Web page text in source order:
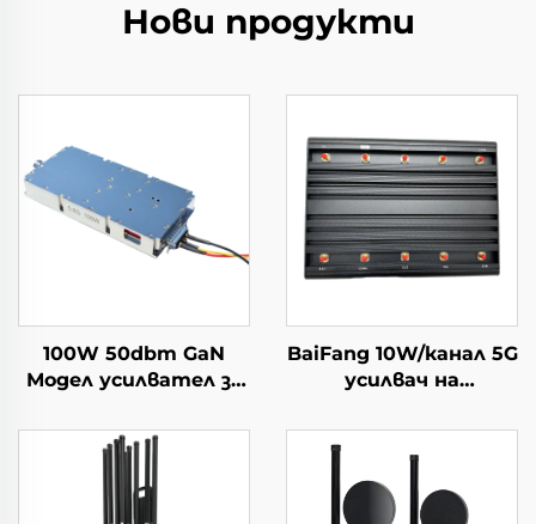
Нови продукти
100W 50dbm GaN
Модел усилвател за
системи от
противодронове,
модул за
противодействие
BaiFang 10W/канал 5G
усилвач на
Бустер